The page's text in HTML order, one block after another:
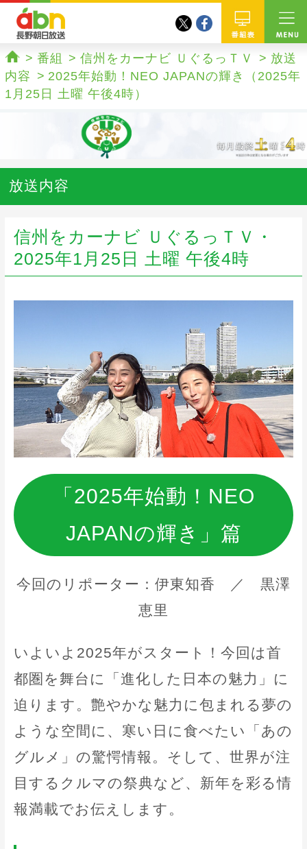
番組
twitterfacebook
ホーム
番組 信州をカーナビ ＵぐるっＴＶ
放送
内容
2025年始動！NEO JAPANの輝き（2025年
1月25日 土曜 午後4時）
放送内容
信州をカーナビ ＵぐるっＴＶ・
2025年1月25日 土曜 午後4時
「2025年始動！NEO
JAPANの輝き」篇
今回のリポーター：伊東知香 ／ 黒澤
恵里
いよいよ2025年がスタート！今回は首
都圏を舞台に「進化した日本の魅力」に
迫ります。艶やかな魅力に包まれる夢の
ような空間に、寒い日に食べたい「あの
グルメ」の驚愕情報。そして、世界が注
目するクルマの祭典など、新年を彩る情
報満載でお伝えします。